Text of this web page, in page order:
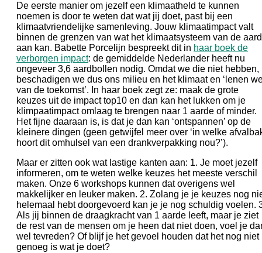
De eerste manier om jezelf een klimaatheld te kunnen
noemen is door te weten dat wat jij doet, past bij een
klimaatvriendelijke samenleving. Jouw klimaatimpact valt
binnen de grenzen van wat het klimaatsysteem van de
aan kan. Babette Porcelijn bespreekt dit in haar boek de
verborgen impact: de gemiddelde Nederlander heeft nu
ongeveer 3,6 aardbollen nodig. Omdat we die niet hebben,
beschadigen we dus ons milieu en het klimaat en ‘lenen
van de toekomst’. In haar boek zegt ze: maak de grote
keuzes uit de impact top10 en dan kan het lukken om je
klimpaatimpact omlaag te brengen naar 1 aarde of minder.
Het fijne daaraan is, is dat je dan kan ‘ontspannen’ op de
kleinere dingen (geen getwijfel meer over ‘in welke
hoort dit omhulsel van een drankverpakking nou?’).
Maar er zitten ook wat lastige kanten aan: 1. Je moet jezelf
informeren, om te weten welke keuzes het meeste verschil
maken. Onze 6 workshops kunnen dat overigens wel
makkelijker en leuker maken. 2. Zolang je je keuzes nog
helemaal hebt doorgevoerd kan je je nog schuldig voelen.
Als jij binnen de draagkracht van 1 aarde leeft, maar je ziet
de rest van de mensen om je heen dat niet doen, voel je
wel tevreden? Of blijf je het gevoel houden dat het nog niet
genoeg is wat je doet?